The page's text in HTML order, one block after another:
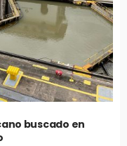
buscado en